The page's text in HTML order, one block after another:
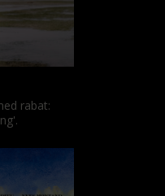
rabat: